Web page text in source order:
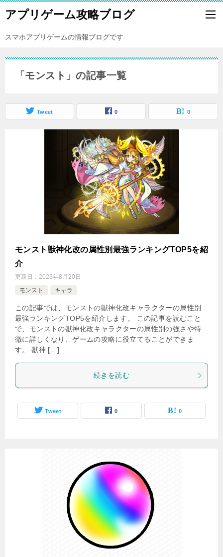
アプリゲーム攻略ブログ
スマホアプリゲームの情報ブログです
「モンスト」の記事一覧
Tweet 0 0
モンスト獣神化改の属性別最強ランキングTOP5を紹
介
更新日： 2023年8月20日
モンスト
キャラ
この記事では、モンストの獣神化改キャラクターの属性別
最強ランキングTOP5を紹介します。 この記事を読むこと
で、モンストの獣神化改キャラクターの属性別の強さや特
徴に詳しくなり、ゲームの攻略に役立てることができま
す。 獣神 […]
続きを読む
Tweet 0 0